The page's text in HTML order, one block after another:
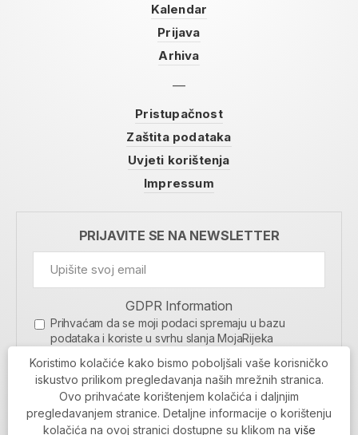
Kalendar
Prijava
Arhiva
Pristupačnost
Zaštita podataka
Uvjeti korištenja
Impressum
PRIJAVITE SE NA NEWSLETTER
GDPR Information
Prihvaćam da se moji podaci spremaju u bazu
podataka i koriste u svrhu slanja MojaRijeka
MOJARIJEKA NEWSLETTER
PRIJAVI SE
Koristimo kolačiće kako bismo poboljšali vaše korisničko
iskustvo prilikom pregledavanja naših mrežnih stranica.
Ovo prihvaćate korištenjem kolačića i daljnjim
pregledavanjem stranice. Detaljne informacije o korištenju
kolačića na ovoj stranici dostupne su klikom na više